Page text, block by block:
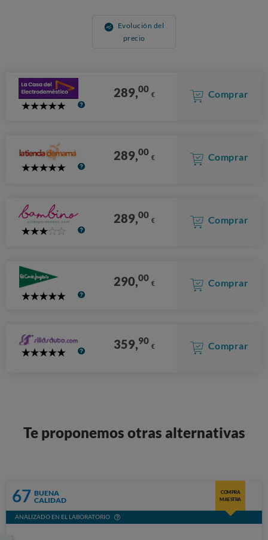
Evolución del
precio
5
289,00 € Comprar
5
289,00 € Comprar
3
289,00 € Comprar
5
290,00 € Comprar
5
359,90 € Comprar
Te proponemos otras alternativas
67 BUENA
CALIDAD
COMPRA
MAESTRA
ANALIZADO EN EL LABORATORIO